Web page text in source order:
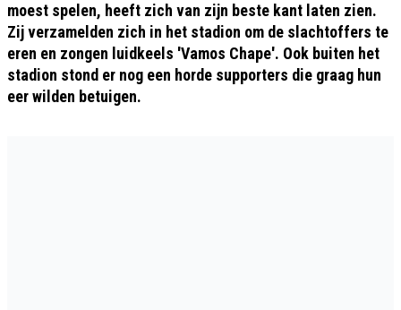
moest spelen, heeft zich van zijn beste kant laten zien.
Zij verzamelden zich in het stadion om de slachtoffers te
eren en zongen luidkeels 'Vamos Chape'. Ook buiten het
stadion stond er nog een horde supporters die graag hun
eer wilden betuigen.